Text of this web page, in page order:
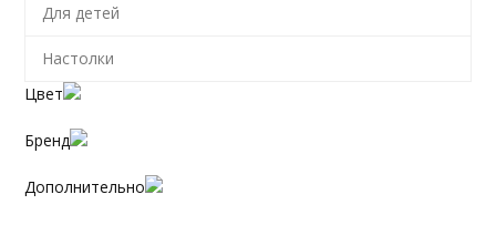
Для детей
Настолки
Цвет
Бренд
Дополнительно